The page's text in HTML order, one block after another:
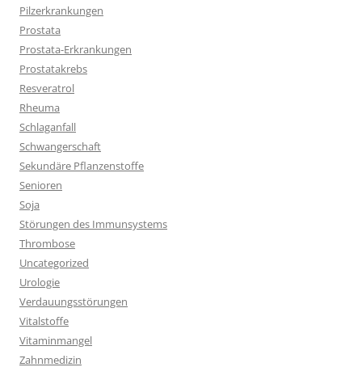
Pilzerkrankungen
Prostata
Prostata-Erkrankungen
Prostatakrebs
Resveratrol
Rheuma
Schlaganfall
Schwangerschaft
Sekundäre Pflanzenstoffe
Senioren
Soja
Störungen des Immunsystems
Thrombose
Uncategorized
Urologie
Verdauungsstörungen
Vitalstoffe
Vitaminmangel
Zahnmedizin